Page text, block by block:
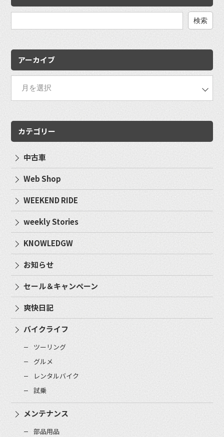
アーカイブ
カテゴリー
中古車
Web Shop
WEEKEND RIDE
weekly Stories
KNOWLEDGW
お知らせ
セール＆キャンペーン
爽快日記
バイクライフ
ツーリング
グルメ
レンタルバイク
試乗
メンテナンス
部品用品